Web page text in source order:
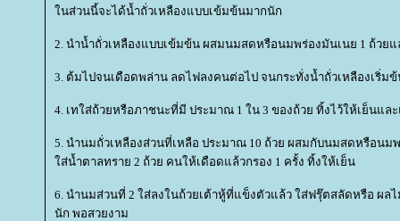
นส่วนนี้จะได้น้ำถั่วเหลืองแบบเข้มข้นมากนัก
2. นำน้ำถั่วเหลืองแบบเข้มข้น ผสมนมสดหรือนมพร่องมันเนย 1 ถ้วย
3. ต้มไปจนเดือดพล่าน ลดไฟลงคนต่อไป จนกระทั่งน้ำถั่วเหลืองเริ่ม
4. เทใส่ถ้วยหรือภาชนะที่มี ประมาณ 1 ใน 3 ของถ้วย ทิ้งไว้ให้เย็นแล
5. นำนมถั่วเหลืองส่วนที่เหลือ ประมาณ 10 ถ้วย ผสมกับนมสดหรือนม
ส่น้ำตาลทราย 2 ถ้วย คนให้เดือดแล้วกรอง 1 ครั้ง ทิ้งให้เย็น
6. นำนมส่วนที่ 2 ใส่ลงในถ้วยเต้าหู้ที่แข็งตัวแล้ว ใส่ฟรุ๊ตสลัดหรือ ผล
นัก พอสวยงาม